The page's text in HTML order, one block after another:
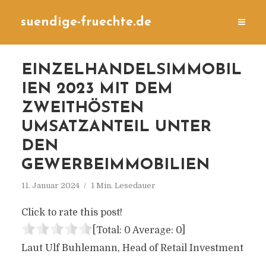
suendige-fruechte.de
EINZELHANDELSIMMOBIL
IEN 2023 MIT DEM
ZWEITHÖSTEN
UMSATZANTEIL UNTER
DEN
GEWERBEIMMOBILIEN
11. Januar 2024 1 Min. Lesedauer
Click to rate this post!
[Total: 0 Average: 0]
Laut Ulf Buhlemann, Head of Retail Investment